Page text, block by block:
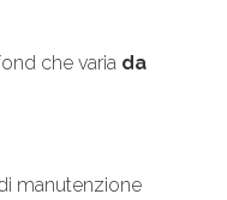
che varia da
manutenzione